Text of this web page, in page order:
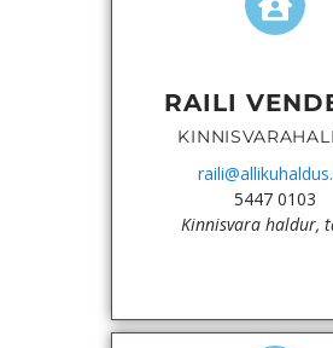
RAILI
5447 0103
Kinnisvara haldur,